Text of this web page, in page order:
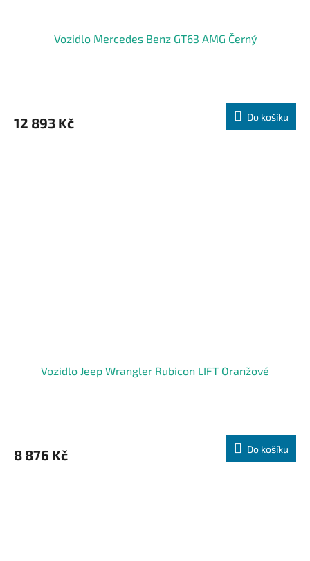
Vozidlo Mercedes Benz GT63 AMG Černý
12 893 Kč Do košíku
Vozidlo Jeep Wrangler Rubicon LIFT Oranžové
8 876 Kč Do košíku